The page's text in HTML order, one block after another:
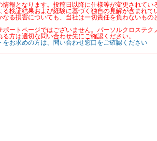
報となります。投稿日以降に仕様等が変更されてい
検証結果および経験に基づく独自の見解が含まれて
る損害についても、当社は一切責任を負わないも
ートページではございません。パーソルクロステ
方は適切な問い合わせ先にご確認ください。
をお求めの方は、問い合わせ窓口をご確認ください